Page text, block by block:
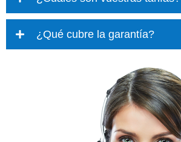
¿Qué cubre la garantía?